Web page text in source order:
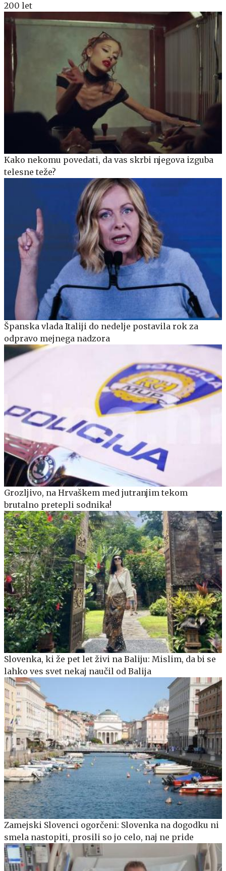
200 let
Kako nekomu povedati, da vas skrbi njegova izguba
telesne teže?
Španska vlada Italiji do nedelje postavila rok za
odpravo mejnega nadzora
Grozljivo, na Hrvaškem med jutranjim tekom
brutalno pretepli sodnika!
Slovenka, ki že pet let živi na Baliju: Mislim, da bi se
lahko ves svet nekaj naučil od Balija
Zamejski Slovenci ogorčeni: Slovenka na dogodku ni
smela nastopiti, prosili so jo celo, naj ne pride